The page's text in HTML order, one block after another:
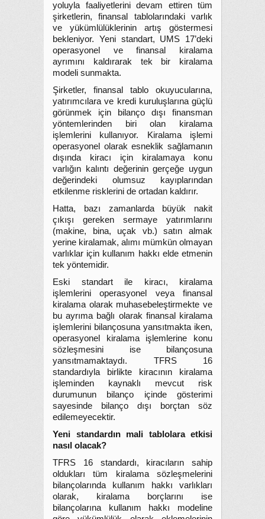
yoluyla faaliyetlerini devam ettiren tüm
şirketlerin, finansal tablolarındaki varlık
ve yükümlülüklerinin artış göstermesi
bekleniyor. Yeni standart, UMS 17’deki
operasyonel ve finansal kiralama
ayrımını kaldırarak tek bir kiralama
modeli sunmakta.
Şirketler, finansal tablo okuyucularına,
yatırımcılara ve kredi kuruluşlarına güçlü
görünmek için bilanço dışı finansman
yöntemlerinden biri olan kiralama
işlemlerini kullanıyor. Kiralama işlemi
operasyonel olarak esneklik sağlamanın
dışında kiracı için kiralamaya konu
varlığın kalıntı değerinin gerçeğe uygun
değerindeki olumsuz kayıplarından
etkilenme risklerini de ortadan kaldırır.
Hatta, bazı zamanlarda büyük nakit
çıkışı gereken sermaye yatırımlarını
(makine, bina, uçak vb.) satın almak
yerine kiralamak, alımı mümkün olmayan
varlıklar için kullanım hakkı elde etmenin
tek yöntemidir.
Eski standart ile kiracı, kiralama
işlemlerini operasyonel veya finansal
kiralama olarak muhasebeleştirmekte ve
bu ayrıma bağlı olarak finansal kiralama
işlemlerini bilançosuna yansıtmakta iken,
operasyonel kiralama işlemlerine konu
sözleşmesini ise bilançosuna
yansıtmamaktaydı. TFRS 16
standardıyla birlikte kiracının kiralama
işleminden kaynaklı mevcut risk
durumunun bilanço içinde gösterimi
sayesinde bilanço dışı borçtan söz
edilemeyecektir.
Yeni standardın mali tablolara etkisi
nasıl olacak?
TFRS 16 standardı, kiracıların sahip
oldukları tüm kiralama sözleşmelerini
bilançolarında kullanım hakkı varlıkları
olarak, kiralama borçlarını ise
bilançolarına kullanım hakkı modeline